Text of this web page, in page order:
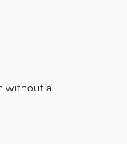
without a